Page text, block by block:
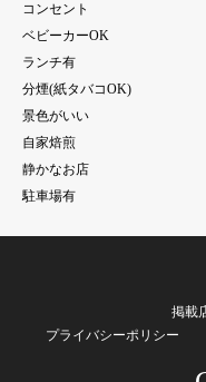
コンセント
ベビーカーOK
ランチ有
分煙(紙タバコOK)
景色がいい
自家焙煎
静かなお店
駐車場有
掲載
プライバシーポリシー